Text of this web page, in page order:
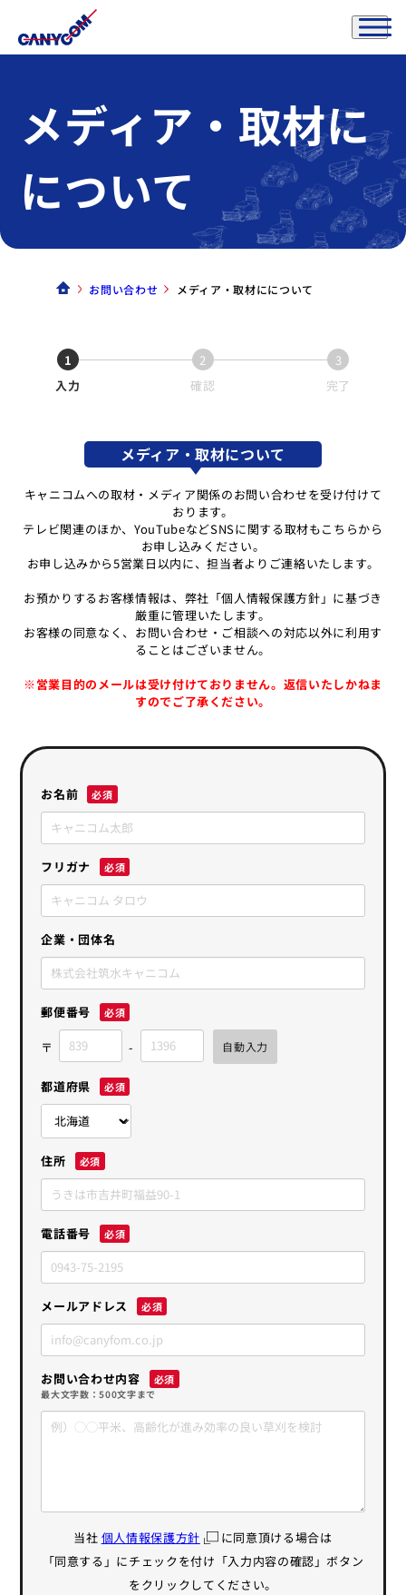
メディア・取材に
について
お問い合わせ メディア・取材にについて
1
入力
2
確認
3
完了
メディア・取材について
キャニコムへの取材・メディア関係のお問い合わせを受け付けて
おります。
テレビ関連のほか、YouTubeなどSNSに関する取材もこちらから
お申し込みください。
お申し込みから5営業日以内に、担当者よりご連絡いたします。
お預かりするお客様情報は、弊社「個人情報保護方針」に基づき
厳重に管理いたします。
お客様の同意なく、お問い合わせ・ご相談への対応以外に利用す
ることはございません。
※営業目的のメールは受け付けておりません。返信いたしかねま
すのでご了承ください。
お名前
フリガナ
企業・団体名
郵便番号
都道府県
住所
電話番号
メールアドレス
お問い合わせ内容
最大文字数：500文字まで
当社 個人情報保護方針
に同意頂ける場合は
「同意する」にチェックを付け「入力内容の確認」ボタン
をクリックしてください。